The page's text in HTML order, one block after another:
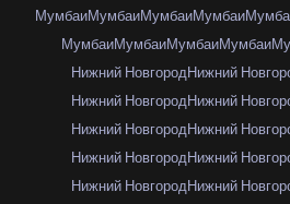
МумбаиМумбаиМумбаиМумбаи
МумбаиМумбаиМумбаиМумбаи
Нижний НовгородНижний
Нижний НовгородНижний
Нижний НовгородНижний
Нижний НовгородНижний
Нижний НовгородНижний